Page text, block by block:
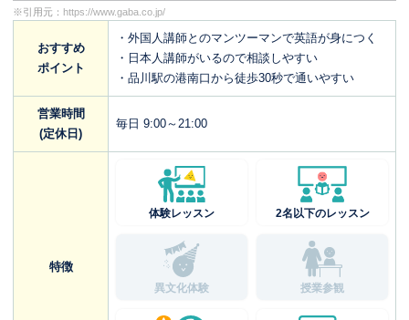
※引用元： https://www.gaba.co.jp/
おすすめ
ポイント
・外国人講師とのマンツーマンで英語が身につく
・日本人講師がいるので相談しやすい
・品川駅の港南口から徒歩30秒で通いやすい
営業時間
(定休日)
毎日 9:00～21:00
特徴
体験レッスン 2名以下のレッスン
異文化体験 授業参観